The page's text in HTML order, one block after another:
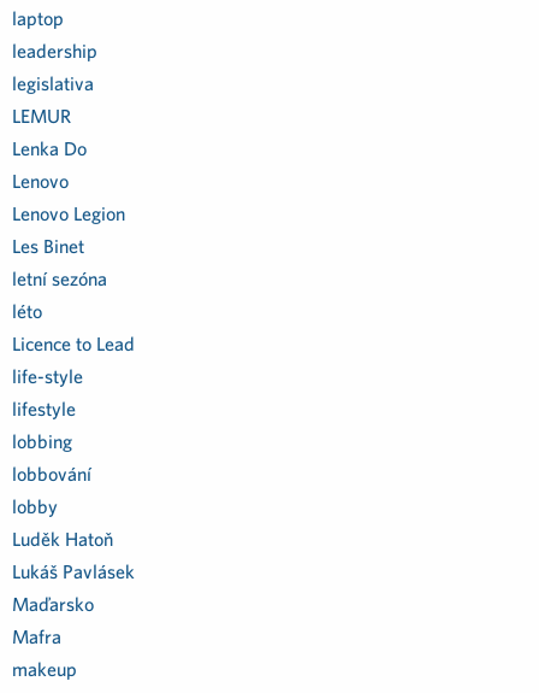
laptop
leadership
legislativa
LEMUR
Lenka Do
Lenovo
Lenovo Legion
Les Binet
letní sezóna
léto
Licence to Lead
life-style
lifestyle
lobbing
lobbování
lobby
Luděk Hatoň
Lukáš Pavlásek
Maďarsko
Mafra
makeup